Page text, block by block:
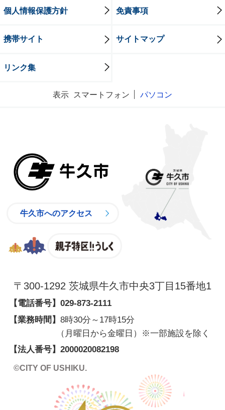
個人情報保護方針 免責事項
携帯サイト サイトマップ
リンク集
表示 スマートフォン パソコン
牛久市へのアクセス
〒300-1292 茨城県牛久市中央3丁目15番地1
【電話番号】 029-873-2111
【業務時間】 8時30分～17時15分
（月曜日から金曜日）※一部施設を除く
【法人番号】2000020082198
©CITY OF USHIKU.